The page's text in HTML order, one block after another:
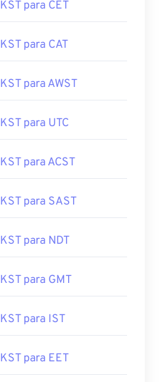
KST para CET
KST para CAT
KST para AWST
KST para UTC
KST para ACST
KST para SAST
KST para NDT
KST para GMT
KST para IST
KST para EET